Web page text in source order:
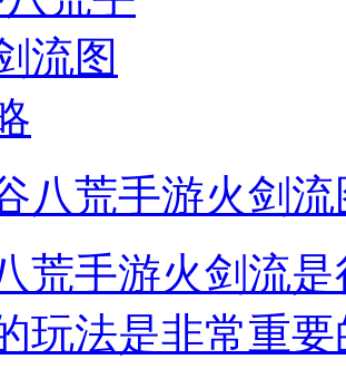
八荒手游火剑
荒手游火剑流
玩法是非常重